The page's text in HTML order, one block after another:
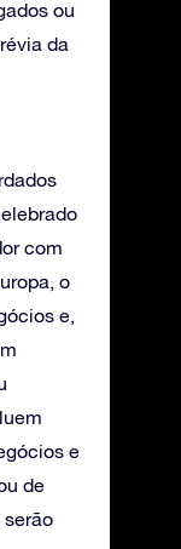
ou
da
com
o
e,
e
de
serão